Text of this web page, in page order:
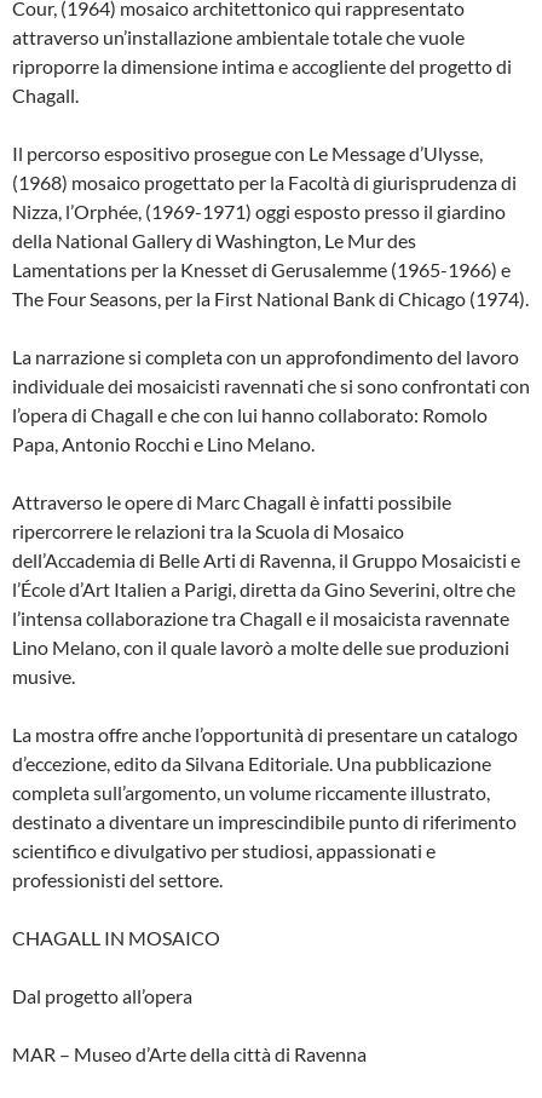
Cour, (1964) mosaico architettonico qui rappresentato
attraverso un’installazione ambientale totale che vuole
riproporre la dimensione intima e accogliente del progetto di
Chagall.
Il percorso espositivo prosegue con Le Message d’Ulysse,
(1968) mosaico progettato per la Facoltà di giurisprudenza di
Nizza, l’Orphée, (1969-1971) oggi esposto presso il giardino
della National Gallery di Washington, Le Mur des
Lamentations per la Knesset di Gerusalemme (1965-1966) e
The Four Seasons, per la First National Bank di Chicago (1974).
La narrazione si completa con un approfondimento del lavoro
individuale dei mosaicisti ravennati che si sono confrontati con
l’opera di Chagall e che con lui hanno collaborato: Romolo
Papa, Antonio Rocchi e Lino Melano.
Attraverso le opere di Marc Chagall è infatti possibile
ripercorrere le relazioni tra la Scuola di Mosaico
dell’Accademia di Belle Arti di Ravenna, il Gruppo Mosaicisti e
l’École d’Art Italien a Parigi, diretta da Gino Severini, oltre che
l’intensa collaborazione tra Chagall e il mosaicista ravennate
Lino Melano, con il quale lavorò a molte delle sue produzioni
musive.
La mostra offre anche l’opportunità di presentare un catalogo
d’eccezione, edito da Silvana Editoriale. Una pubblicazione
completa sull’argomento, un volume riccamente illustrato,
destinato a diventare un imprescindibile punto di riferimento
scientifico e divulgativo per studiosi, appassionati e
professionisti del settore.
CHAGALL IN MOSAICO
Dal progetto all’opera
MAR – Museo d’Arte della città di Ravenna